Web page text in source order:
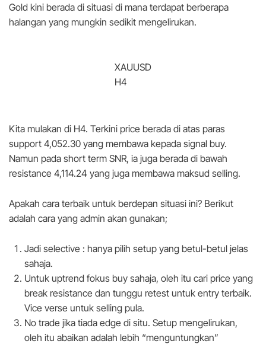
Gold kini berada di situasi di mana terdapat berberapa
halangan yang mungkin sedikit mengelirukan.
XAUUSD
H4
Kita mulakan di H4. Terkini price berada di atas paras
support 4,052.30 yang membawa kepada signal buy.
Namun pada short term SNR, ia juga berada di bawah
resistance 4,114.24 yang juga membawa maksud selling.
Apakah cara terbaik untuk berdepan situasi ini? Berikut
adalah cara yang admin akan gunakan;
Jadi selective : hanya pilih setup yang betul-betul jelas
sahaja.
Untuk uptrend fokus buy sahaja, oleh itu cari price yang
break resistance dan tunggu retest untuk entry terbaik.
Vice verse untuk selling pula.
No trade jika tiada edge di situ. Setup mengelirukan,
oleh itu abaikan adalah lebih “menguntungkan”